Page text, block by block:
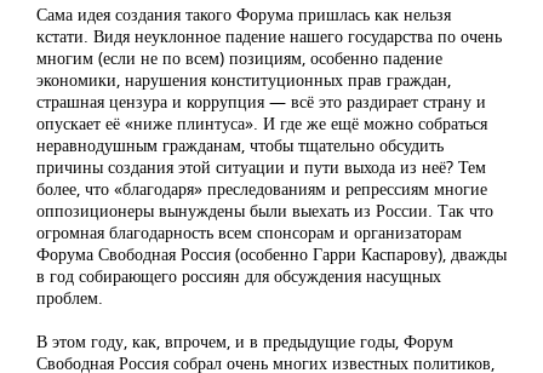
Сама идея создания такого Форума пришлась как нельзя
кстати. Видя неуклонное падение нашего государства по очень
многим (если не по всем) позициям, особенно падение
экономики, нарушения конституционных прав граждан,
страшная цензура и коррупция — всё это раздирает страну и
опускает её «ниже плинтуса». И где же ещё можно собраться
неравнодушным гражданам, чтобы тщательно обсудить
причины создания этой ситуации и пути выхода из неё? Тем
более, что «благодаря» преследованиям и репрессиям многие
оппозиционеры вынуждены были выехать из России. Так что
огромная благодарность всем спонсорам и организаторам
Форума Свободная Россия (особенно Гарри Каспарову), дважды
в год собирающего россиян для обсуждения насущных
проблем.
В этом году, как, впрочем, и в предыдущие годы, Форум
Свободная Россия собрал очень многих известных политиков,